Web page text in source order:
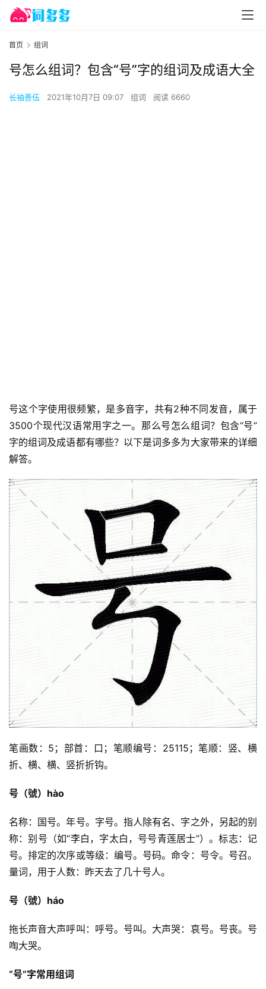
首页 组词
号怎么组词？包含“号”字的组词及成语大全
长袖善伍 2021年10月7日 09:07 组词 阅读 6660
号这个字使用很频繁，是多音字，共有2种不同发音，属于
3500个现代汉语常用字之一。那么号怎么组词？包含“号”
字的组词及成语都有哪些？以下是词多多为大家带来的详细
解答。
笔画数：5；部首：口；笔顺编号：25115；笔顺：竖、横
折、横、横、竖折折钩。
号（號）hào
名称：国号。年号。字号。指人除有名、字之外，另起的别
称：别号（如“李白，字太白，号号青莲居士”）。标志：记
号。排定的次序或等级：编号。号码。命令：号令。号召。
量词，用于人数：昨天去了几十号人。
号（號）háo
拖长声音大声呼叫：呼号。号叫。大声哭：哀号。号丧。号
啕大哭。
“号”字常用组词